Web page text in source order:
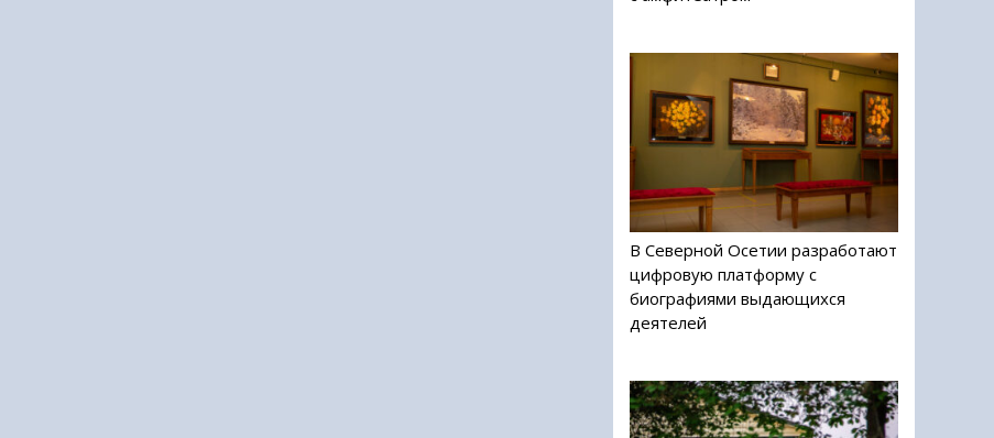
В Северной Осетии разработают
цифровую платформу с
биографиями выдающихся
деятелей